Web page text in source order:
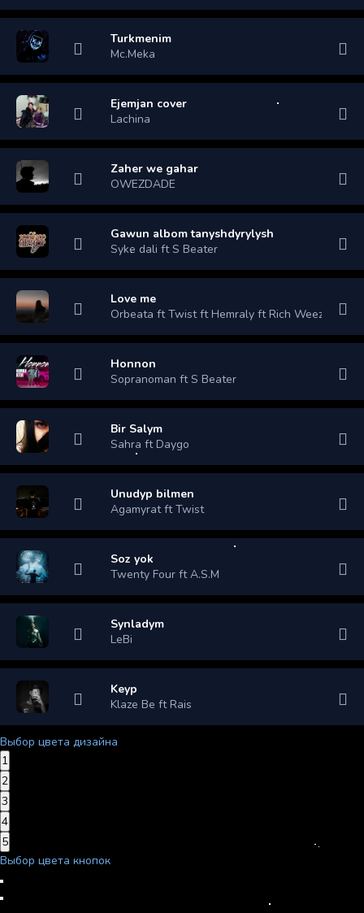
Turkmenim
Mc.Meka
Ejemjan cover
Lachina
Zaher we gahar
OWEZDADE
Gawun albom tanyshdyrylysh
Syke dali ft S Beater
Love me
Orbeata ft Twist ft Hemraly ft Rich Weezy
Honnon
Sopranoman ft S Beater
Bir Salym
Sahra ft Daygo
Unudyp bilmen
Agamyrat ft Twist
Soz yok
Twenty Four ft A.S.M
Synladym
LeBi
Keyp
Klaze Be ft Rais
Выбор цвета дизайна
1
2
3
4
5
Выбор цвета кнопок